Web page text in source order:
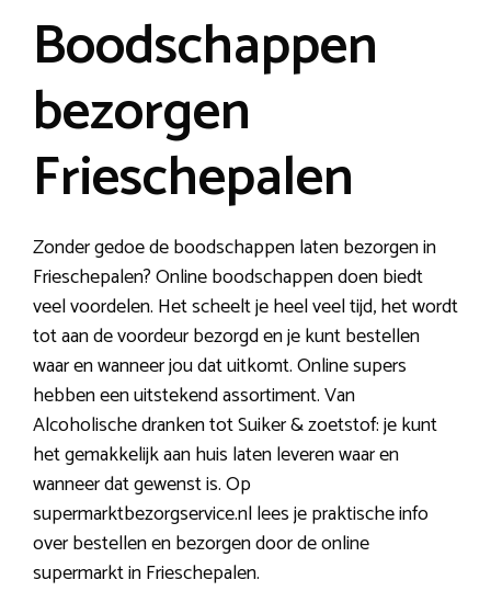
Boodschappen
bezorgen
Frieschepalen
Zonder gedoe de boodschappen laten bezorgen in
Frieschepalen? Online boodschappen doen biedt
veel voordelen. Het scheelt je heel veel tijd, het wordt
tot aan de voordeur bezorgd en je kunt bestellen
waar en wanneer jou dat uitkomt. Online supers
hebben een uitstekend assortiment. Van
Alcoholische dranken tot Suiker & zoetstof: je kunt
het gemakkelijk aan huis laten leveren waar en
wanneer dat gewenst is. Op
supermarktbezorgservice.nl lees je praktische info
over bestellen en bezorgen door de online
supermarkt in Frieschepalen.